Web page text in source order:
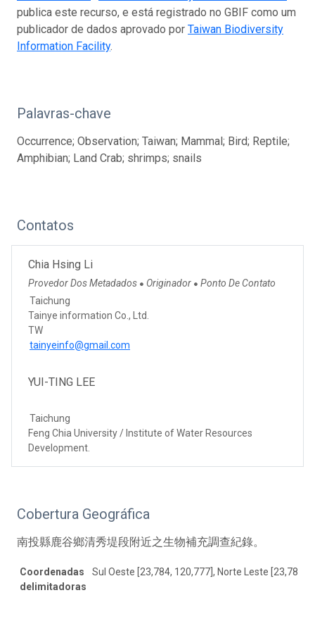
publica este recurso, e está registrado no GBIF como um
publicador de dados aprovado por Taiwan Biodiversity
Information Facility.
Palavras-chave
Occurrence; Observation; Taiwan; Mammal; Bird; Reptile;
Amphibian; Land Crab; shrimps; snails
Contatos
Chia Hsing Li
Provedor Dos Metadados ● Originador ● Ponto De Contato
Taichung
Tainye information Co., Ltd.
TW
tainyeinfo@gmail.com
YUI-TING LEE
Taichung
Feng Chia University / Institute of Water Resources
Development.
Cobertura Geográfica
南投縣鹿谷鄉清秀堤段附近之生物補充調查紀錄。
Coordenadas
delimitadoras
Sul Oeste [23,784, 120,777], Norte Leste [23,787,